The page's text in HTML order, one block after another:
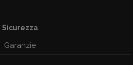
Sicurezza
Garanzie